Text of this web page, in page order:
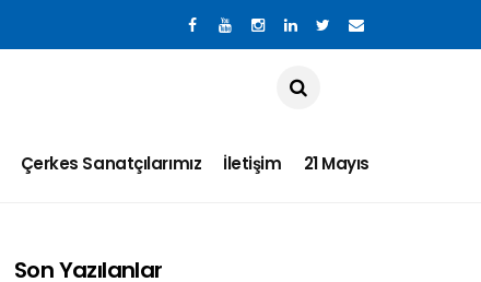
Çerkes Sanatçılarımız İletişim 21 Mayıs
Son Yazılanlar